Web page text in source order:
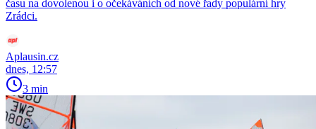
času na dovolenou i o očekáváních od nové řady populární hry
Zrádci.
Aplausin.cz
dnes, 12:57
3 min